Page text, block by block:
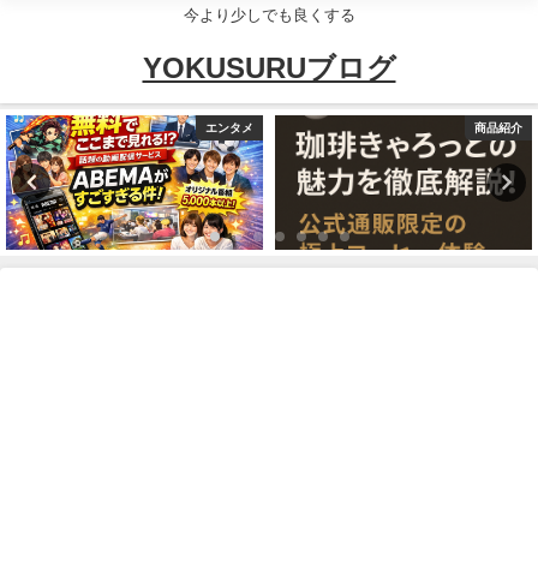
今より少しでも良くする
YOKUSURUブログ
エンタメ 商品紹介